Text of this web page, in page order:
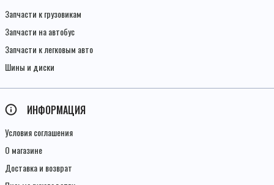
Запчасти к грузовикам
Запчасти на автобус
Запчасти к легковым авто
Шины и диски
ИНФОРМАЦИЯ
Условия соглашения
О магазине
Доставка и возврат